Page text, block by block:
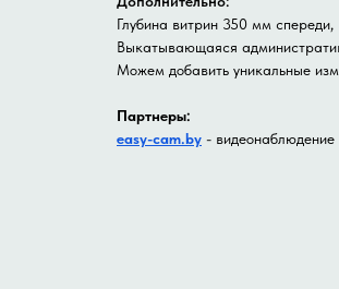
Глубина витрин 350 мм
Выкатывающаяся
Можем добавить уникальные
Партнеры:
easy-cam.by - видеонаблюдение